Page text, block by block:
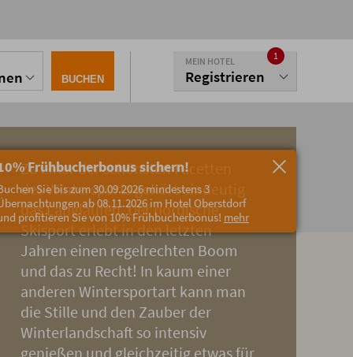
Frühbucherbonus sichern!
Sie bis zum 30.09.2026 mindestens 3
ab 08.11.2026 im Hotel Oberstdorf
profitieren Sie von 10% Frühbucherbonus! mehr
BUCHEN
MEIN HOTEL
Registrieren
1
Zu einer der schönsten Facetten
des Wintersports gehört eindeutig
das Langlaufen. Der nordische
Skisport erlebt in den letzten
Jahren einen regelrechten Boom
und das zu Recht! In kaum einer
anderen Wintersportart kann man
die Stille und den Zauber der
Winterlandschaft so intensiv
genießen und gleichzeitig etwas für